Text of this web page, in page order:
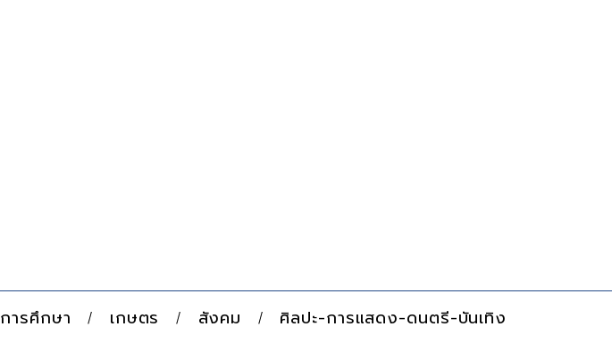
การศึกษา เกษตร สังคม ศิลปะ-การแสดง-ดนตรี-บันเทิง